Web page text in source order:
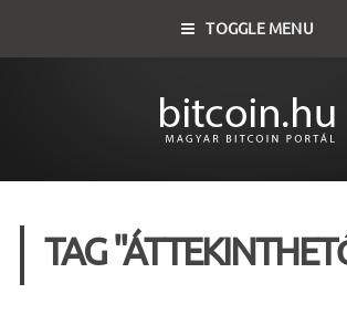
TOGGLE MENU
TAG